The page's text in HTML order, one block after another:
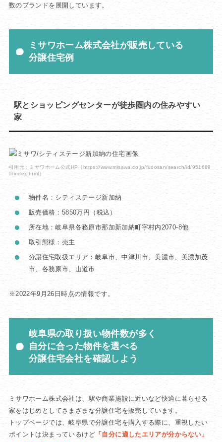
数のブランドを展開しています。
ミサワホーム株式会社が販売している
分譲住宅例
駅とショッピングセンターが徒歩圏内の住みやすい
家
引用元：ミサワホーム公式HP（https://www.misawa.co.jp/fudosan/search/id/951689
5/index.html）
物件名：シティステージ新加納
販売価格：5850万円（税込）
所在地：岐阜県各務原市那加新加納町字村内2070-8他
取引態様：売主
分譲住宅取扱エリア：岐阜市、中津川市、美濃市、美濃加茂
市、各務原市、山道市
※2022年9月26日時点の情報です。
岐阜県の取り扱い物件数が多く
自分に合った物件を選べる
分譲住宅会社を確認しよう
ミサワホーム株式会社は、駅や商業施設に近いなど快適に暮らせる
家をはじめとしてさまざまな分譲住宅を販売しています。
トップページでは、岐阜県で分譲住宅を購入する際に、重視したい
ポイントは決まっているけど「自分に適したエリアが分からない」